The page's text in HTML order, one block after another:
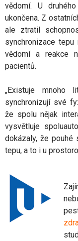
vědomí. U
ukončena. Z
ale ztratil
synchronizace
vědomí a reakce
pacientů.
„Existuje mnoho
synchronizují své
že spolu nějak
vysvětluje
dokázaly, že pouhé
tepu, a to i u